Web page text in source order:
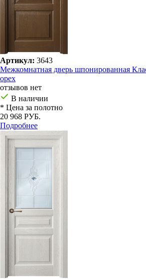
Артикул: 3643
Межкомнатная дверь шпонированная
орех
отзывов нет
В наличии
* Цена за полотно
20 968 РУБ.
Подробнее